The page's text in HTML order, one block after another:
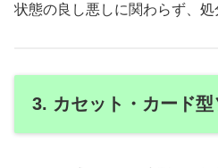
状態の良し悪しに関わらず、処
3. カセット・カード